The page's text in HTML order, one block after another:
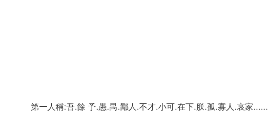
第一人稱:吾.餘 予.愚.禺.鄙人.不才.小可.在下.朕.孤.寡人.哀家......